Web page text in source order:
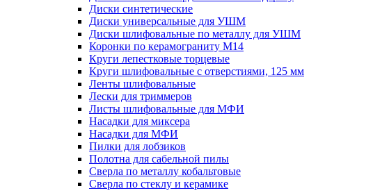
Диски синтетические
Диски универсальные для УШМ
Диски шлифовальные по металлу для УШМ
Коронки по керамограниту M14
Круги лепестковые торцевые
Круги шлифовальные с отверстиями, 125 мм
Ленты шлифовальные
Лески для триммеров
Листы шлифовальные для МФИ
Насадки для миксера
Насадки для МФИ
Пилки для лобзиков
Полотна для сабельной пилы
Сверла по металлу кобальтовые
Сверла по стеклу и керамике